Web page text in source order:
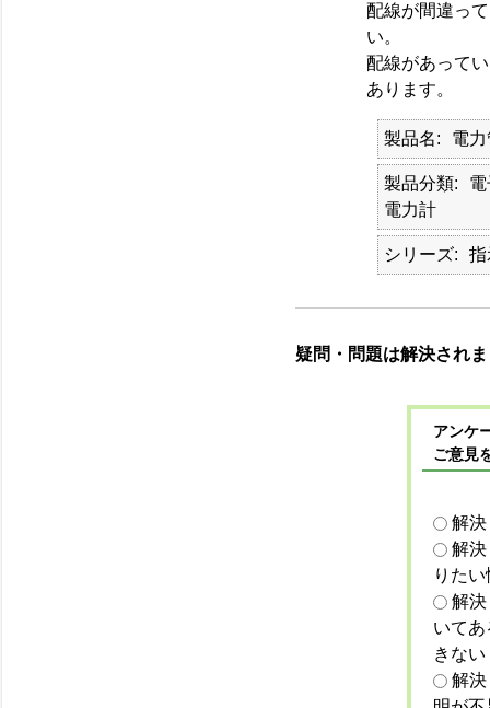
配線が間違っ
い。
配線があって
あります。
製品名 電
製品分類
電力計
シリーズ 指
疑問・問題は解決され
アンケ
ご意見
解
解
りた
解
いて
きない
解